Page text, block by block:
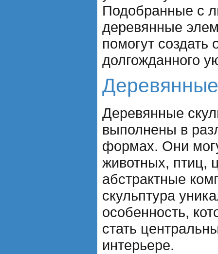
Подобранные с
деревянные
помогут
долгожданного
Деревянные
выполнены в
формах. Они
животных, птиц,
абстрактные
скульптура
особенность,
стать
интерьере.